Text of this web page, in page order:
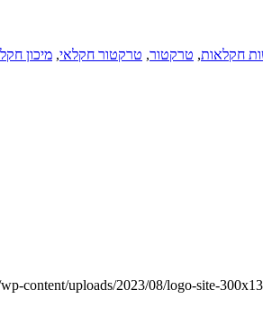
חקלאות, טרקטור, טרקטור חקלאי, מיכון
content/uploads/2023/08/logo-site-